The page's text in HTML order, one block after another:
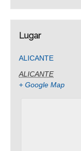
Lugar
ALICANTE
ALICANTE
+ Google Map